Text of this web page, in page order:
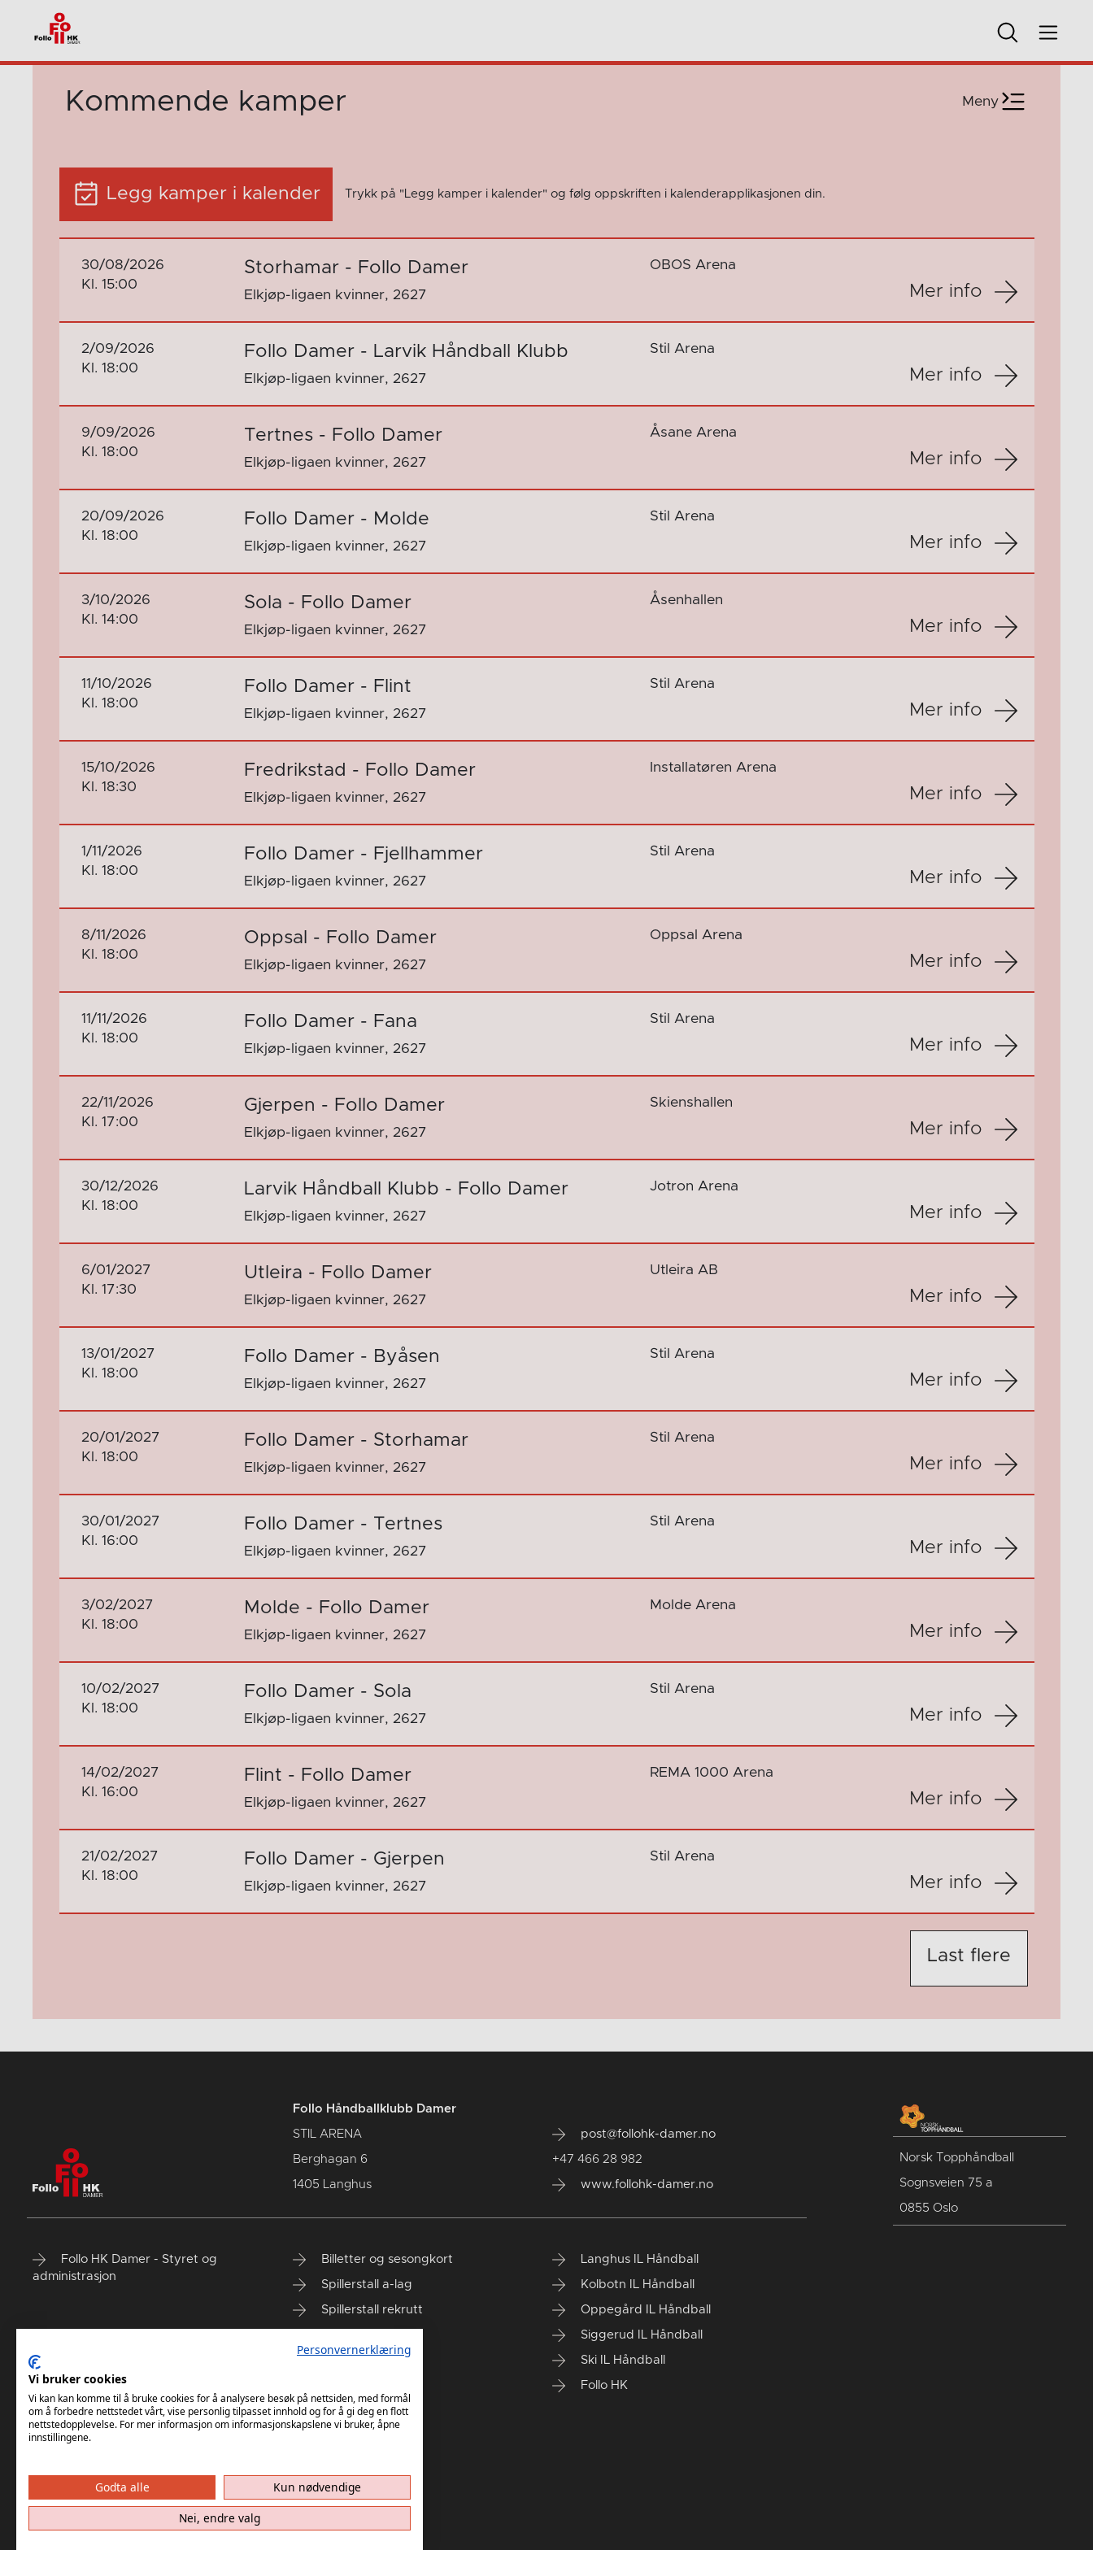
Kommende kamper Meny
Legg kamper i kalender Trykk på "Legg kamper i kalender" og følg oppskriften i kalenderapplikasjonen din.
30/08/2026
Kl. 15:00
Storhamar - Follo Damer
Elkjøp-ligaen kvinner, 2627
OBOS Arena
Mer info
2/09/2026
Kl. 18:00
Follo Damer - Larvik Håndball Klubb
Elkjøp-ligaen kvinner, 2627
Stil Arena
Mer info
9/09/2026
Kl. 18:00
Tertnes - Follo Damer
Elkjøp-ligaen kvinner, 2627
Åsane Arena
Mer info
20/09/2026
Kl. 18:00
Follo Damer - Molde
Elkjøp-ligaen kvinner, 2627
Stil Arena
Mer info
3/10/2026
Kl. 14:00
Sola - Follo Damer
Elkjøp-ligaen kvinner, 2627
Åsenhallen
Mer info
11/10/2026
Kl. 18:00
Follo Damer - Flint
Elkjøp-ligaen kvinner, 2627
Stil Arena
Mer info
15/10/2026
Kl. 18:30
Fredrikstad - Follo Damer
Elkjøp-ligaen kvinner, 2627
Installatøren Arena
Mer info
1/11/2026
Kl. 18:00
Follo Damer - Fjellhammer
Elkjøp-ligaen kvinner, 2627
Stil Arena
Mer info
8/11/2026
Kl. 18:00
Oppsal - Follo Damer
Elkjøp-ligaen kvinner, 2627
Oppsal Arena
Mer info
11/11/2026
Kl. 18:00
Follo Damer - Fana
Elkjøp-ligaen kvinner, 2627
Stil Arena
Mer info
22/11/2026
Kl. 17:00
Gjerpen - Follo Damer
Elkjøp-ligaen kvinner, 2627
Skienshallen
Mer info
30/12/2026
Kl. 18:00
Larvik Håndball Klubb - Follo Damer
Elkjøp-ligaen kvinner, 2627
Jotron Arena
Mer info
6/01/2027
Kl. 17:30
Utleira - Follo Damer
Elkjøp-ligaen kvinner, 2627
Utleira AB
Mer info
13/01/2027
Kl. 18:00
Follo Damer - Byåsen
Elkjøp-ligaen kvinner, 2627
Stil Arena
Mer info
20/01/2027
Kl. 18:00
Follo Damer - Storhamar
Elkjøp-ligaen kvinner, 2627
Stil Arena
Mer info
30/01/2027
Kl. 16:00
Follo Damer - Tertnes
Elkjøp-ligaen kvinner, 2627
Stil Arena
Mer info
3/02/2027
Kl. 18:00
Molde - Follo Damer
Elkjøp-ligaen kvinner, 2627
Molde Arena
Mer info
10/02/2027
Kl. 18:00
Follo Damer - Sola
Elkjøp-ligaen kvinner, 2627
Stil Arena
Mer info
14/02/2027
Kl. 16:00
Flint - Follo Damer
Elkjøp-ligaen kvinner, 2627
REMA 1000 Arena
Mer info
21/02/2027
Kl. 18:00
Follo Damer - Gjerpen
Elkjøp-ligaen kvinner, 2627
Stil Arena
Mer info
Last flere
Follo Håndballklubb Damer
STIL ARENA
Berghagan 6
1405 Langhus
post@follohk-damer.no
+47 466 28 982
www.follohk-damer.no
Follo HK Damer - Styret og
administrasjon
Billetter og sesongkort
Spillerstall a-lag
Spillerstall rekrutt
Langhus IL Håndball
Kolbotn IL Håndball
Oppegård IL Håndball
Siggerud IL Håndball
Ski IL Håndball
Follo HK
Norsk Topphåndball
Sognsveien 75 a
0855 Oslo
Personvernerklæring
Vi bruker cookies
Vi kan kan komme til å bruke cookies for å analysere besøk på nettsiden, med formål
om å forbedre nettstedet vårt, vise personlig tilpasset innhold og for å gi deg en flott
nettstedopplevelse. For mer informasjon om informasjonskapslene vi bruker, åpne
innstillingene.
Godta alle
Kun nødvendige
Nei, endre valg